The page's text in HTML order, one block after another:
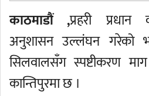
काठमाडौं ,प्रहरी
अनुशासन उल्लंघन गरेको
सिलवालसँग स्पष्टीकरण
कान्तिपुरमा छ ।